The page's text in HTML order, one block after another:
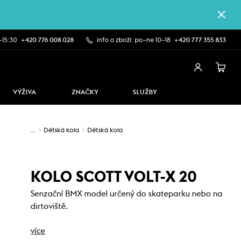
+420 776 008 028 info o zboží: po–ne 10–18 +420 777 355 833
VÝŽIVA ZNAČKY SLUŽBY
… Dětská kola Dětská kola
KOLO SCOTT VOLT-X 20
Senzační BMX model určený do skateparku nebo na
dirtoviště.
více